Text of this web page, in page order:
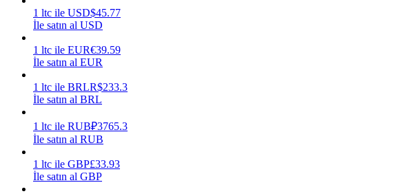
Nasıl kârlı kalabileceğinizi öğrenin
Kazan
1 ltc ile USD$45.77
İle satın al USD
1 ltc ile EUR€39.59
İle satın al EUR
1 ltc ile BRLR$233.3
İle satın al BRL
1 ltc ile RUB₽3765.3
İle satın al RUB
1 ltc ile GBP£33.93
İle satın al GBP